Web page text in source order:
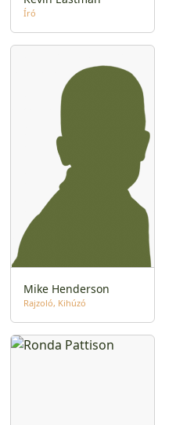
Író
Mike Henderson
Rajzoló Kihúzó